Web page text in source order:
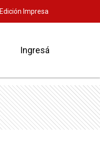
Edición Impresa
Ingresá